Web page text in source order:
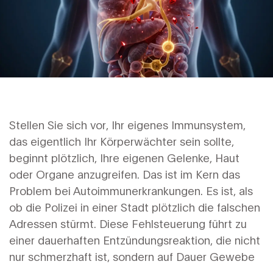
Stellen Sie sich vor, Ihr eigenes Immunsystem,
das eigentlich Ihr Körperwächter sein sollte,
beginnt plötzlich, Ihre eigenen Gelenke, Haut
oder Organe anzugreifen. Das ist im Kern das
Problem bei Autoimmunerkrankungen. Es ist, als
ob die Polizei in einer Stadt plötzlich die falschen
Adressen stürmt. Diese Fehlsteuerung führt zu
einer dauerhaften Entzündungsreaktion, die nicht
nur schmerzhaft ist, sondern auf Dauer Gewebe